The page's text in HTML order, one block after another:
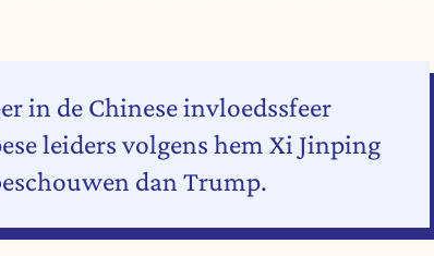
in de Chinese invloedssfeer
leiders volgens hem Xi Jinping
dan Trump.